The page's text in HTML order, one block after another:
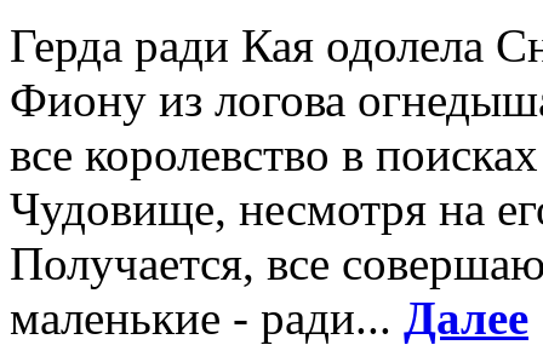
Герда ради Кая одолела
Фиону из логова
все королевство в
Чудовище, несмотря на
Получается, все
маленькие - ради... Далее